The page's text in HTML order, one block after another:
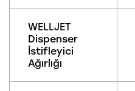
WELLJET
Dispenser
İstifleyici
Ağırlığı